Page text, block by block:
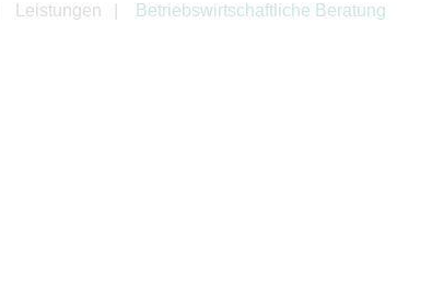
Leistungen Betriebswirtschaftliche Beratung